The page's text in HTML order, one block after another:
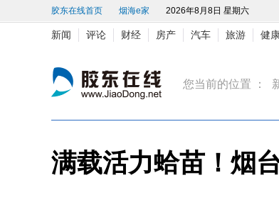
胶东在线首页 烟海e家 2026年8月8日 星期六
新闻 评论 财经 房产 汽车 旅游 健
您当前的位置 ：
满载活力蛤苗！烟